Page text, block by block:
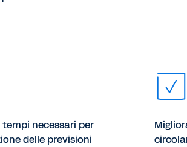
tempi necessari per
delle previsioni